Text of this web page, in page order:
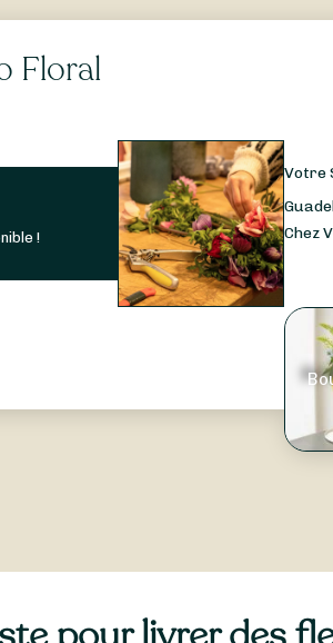
Floral
!
Votre
Chez